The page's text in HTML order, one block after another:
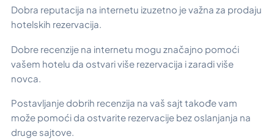
Dobra reputacija na internetu izuzetno je važna za prodaju
hotelskih rezervacija.
Dobre recenzije na internetu mogu značajno pomoći
vašem hotelu da ostvari više rezervacija i zaradi više
novca.
Postavljanje dobrih recenzija na vaš sajt takođe vam
može pomoći da ostvarite rezervacije bez oslanjanja na
druge sajtove.